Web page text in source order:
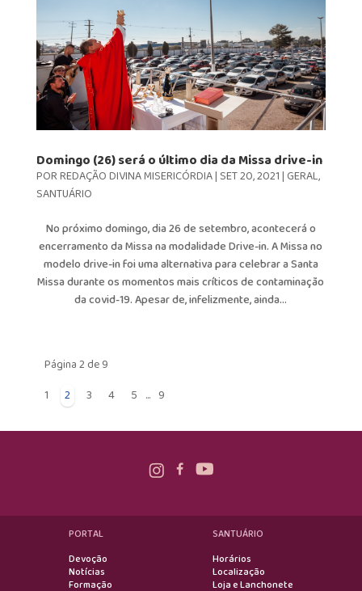
Domingo (26) será o último dia da Missa drive-in
PORREDAÇÃO DIVINA MISERICÓRDIA| SET 20, 2021| GERAL,
SANTUÁRIO
No próximo domingo, dia 26 de setembro, acontecerá o
encerramento da Missa na modalidade Drive-in. A Missa no
modelo drive-in foi uma alternativa para celebrar a Santa
Missa durante os momentos mais críticos de contaminação
da covid-19. Apesar de, infelizmente, ainda...
Página 2 de 9
1
2 3 4 5 ... 9
PORTAL
Devoção
Notícias
Formação
SANTUÁRIO
Horários
Localização
Loja e Lanchonete